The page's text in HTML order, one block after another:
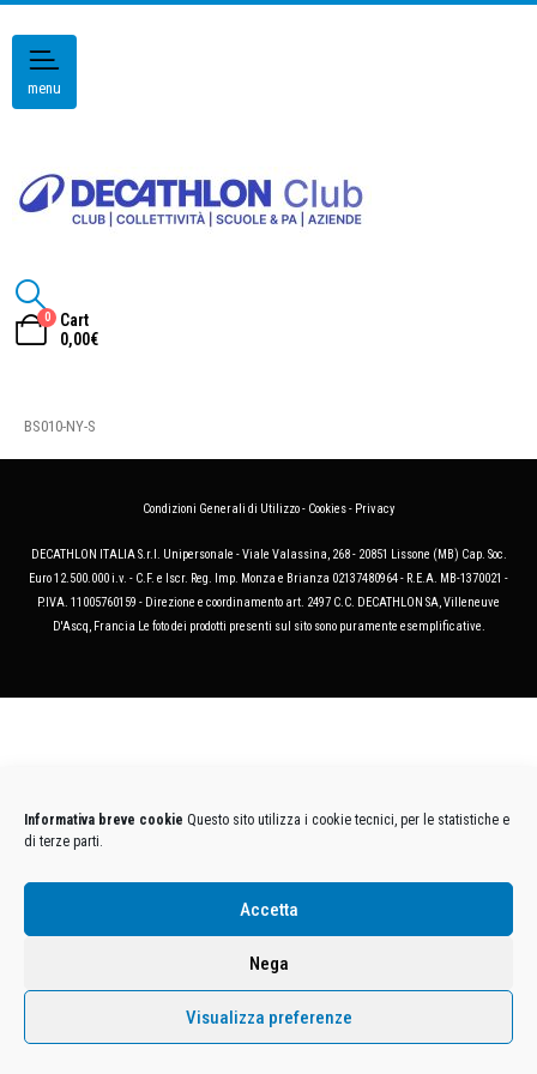
Informativa breve cookie Questo sito utilizza i cookie tecnici, per le statistiche e
di terze parti.
Accetta
Nega
Visualizza preferenze
menu
0
Cart
0,00€
BS010-NY-S
Condizioni Generali di Utilizzo- Cookies- Privacy
DECATHLON ITALIA S.r.l. Unipersonale - Viale Valassina, 268 - 20851 Lissone (MB) Cap. Soc.
Euro 12.500.000 i.v. - C.F. e Iscr. Reg. Imp. Monza e Brianza 02137480964 - R.E.A. MB-1370021 -
P.IVA. 11005760159 - Direzione e coordinamento art. 2497 C.C. DECATHLON SA, Villeneuve
D'Ascq, Francia Le foto dei prodotti presenti sul sito sono puramente esemplificative.